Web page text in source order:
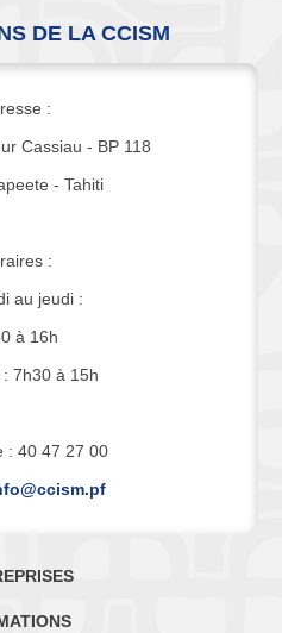
DE LA CCISM
:
Cassiau - BP 118
- Tahiti
:
au jeudi :
à 16h
7h30 à 15h
: 40 47 27 00